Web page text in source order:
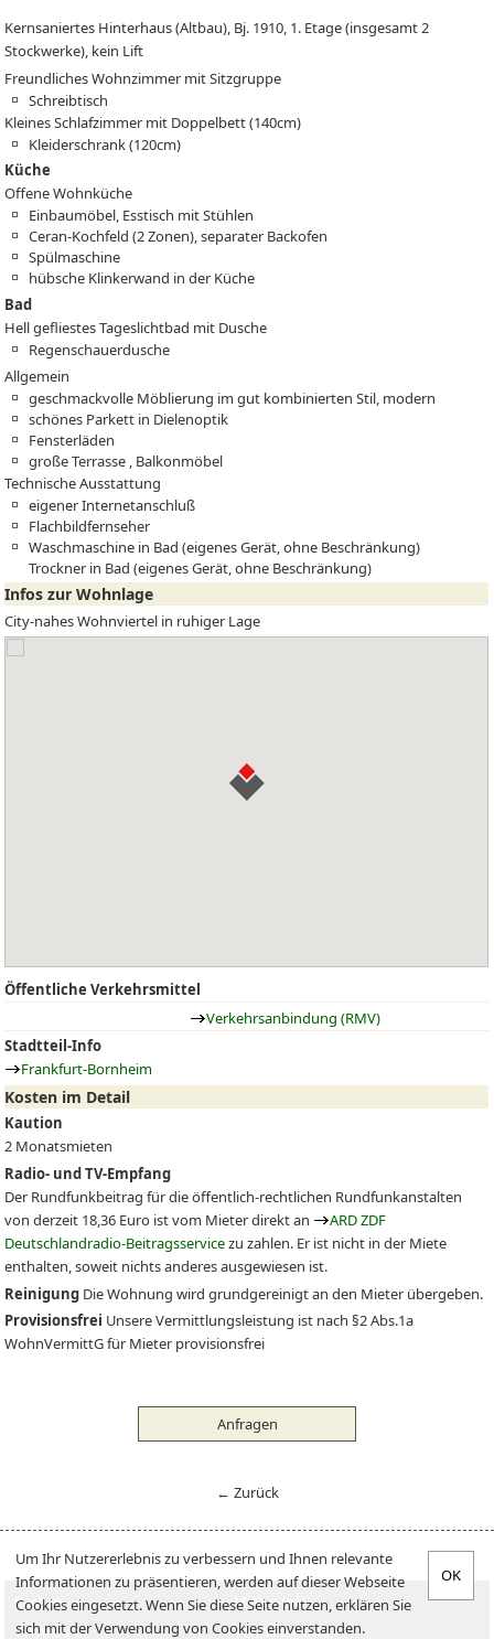
Kernsaniertes Hinterhaus (Altbau), Bj. 1910, 1. Etage (insgesamt 2
Stockwerke), kein Lift
Freundliches Wohnzimmer mit Sitzgruppe
Schreibtisch
Kleines Schlafzimmer mit Doppelbett (140cm)
Kleiderschrank (120cm)
Küche
Offene Wohnküche
Einbaumöbel, Esstisch mit Stühlen
Ceran-Kochfeld (2 Zonen), separater Backofen
Spülmaschine
hübsche Klinkerwand in der Küche
Bad
Hell gefliestes Tageslichtbad mit Dusche
Regenschauerdusche
Allgemein
geschmackvolle Möblierung im gut kombinierten Stil, modern
schönes Parkett in Dielenoptik
Fensterläden
große Terrasse , Balkonmöbel
Technische Ausstattung
eigener Internetanschluß
Flachbildfernseher
Waschmaschine in Bad (eigenes Gerät, ohne Beschränkung)
Trockner in Bad (eigenes Gerät, ohne Beschränkung)
Infos zur Wohnlage
City-nahes Wohnviertel in ruhiger Lage
Öffentliche Verkehrsmittel
Verkehrsanbindung (RMV)
Stadtteil-Info
Frankfurt-Bornheim
Kosten im Detail
Kaution
2 Monatsmieten
Radio- und TV-Empfang
Der Rundfunkbeitrag für die öffentlich-rechtlichen Rundfunkanstalten
von derzeit 18,36 Euro ist vom Mieter direkt an
ARD ZDF
Deutschlandradio-Beitragsservicezu zahlen. Er ist nicht in der Miete
enthalten, soweit nichts anderes ausgewiesen ist.
Reinigung Die Wohnung wird grundgereinigt an den Mieter übergeben.
Provisionsfrei Unsere Vermittlungsleistung ist nach §2 Abs.1a
WohnVermittG für Mieter provisionsfrei
Anfragen
← Zurück
Suchen
Mieter-Info
Vermieten
Vermieter-Info
Um Ihr Nutzererlebnis zu verbessern und Ihnen relevante
Informationen zu präsentieren, werden auf dieser Webseite
Cookies eingesetzt. Wenn Sie diese Seite nutzen, erklären Sie
sich mit der Verwendung von Cookies einverstanden.